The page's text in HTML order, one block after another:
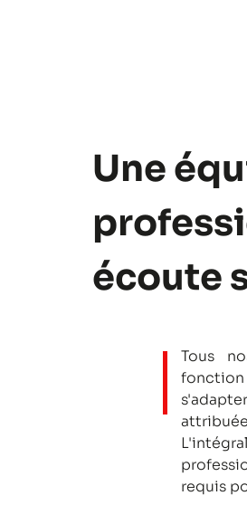
Une
écoute
Tous
requis